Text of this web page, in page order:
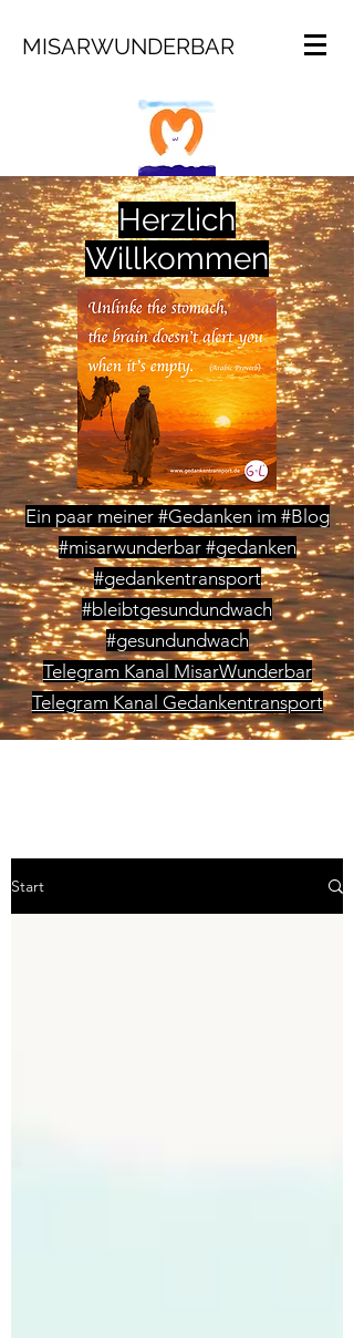
MISARWUNDERBAR
Herzlich
Willkommen
Ein paar meiner #Gedanken im #Blog
#misarwunderbar #gedanken
#gedankentransport
#bleibtgesundundwach
#gesundundwach
Telegram Kanal MisarWunderbar
Telegram Kanal Gedankentransport
Start